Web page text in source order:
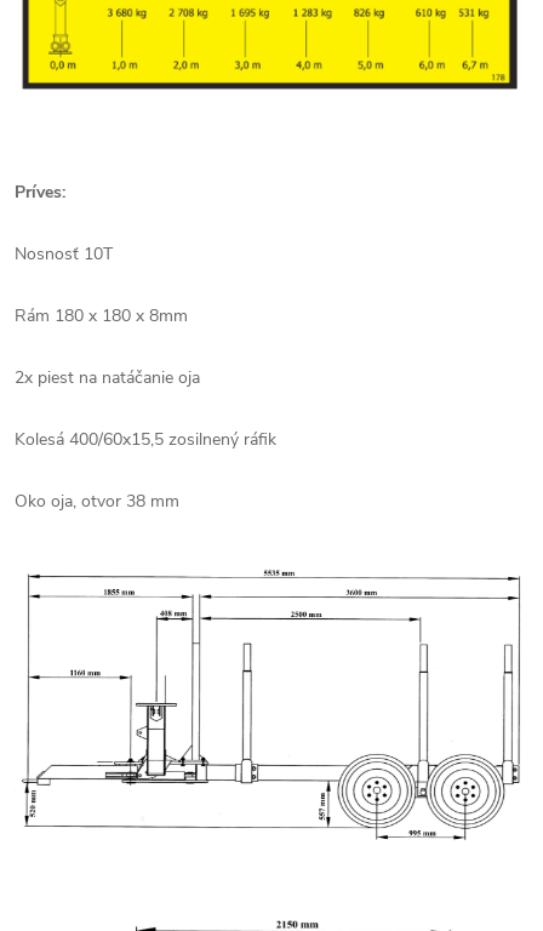
Príves:
Nosnosť 10T
Rám 180 x 180 x 8mm
2x piest na natáčanie oja
Kolesá 400/60x15,5 zosilnený ráfik
Oko oja, otvor 38 mm